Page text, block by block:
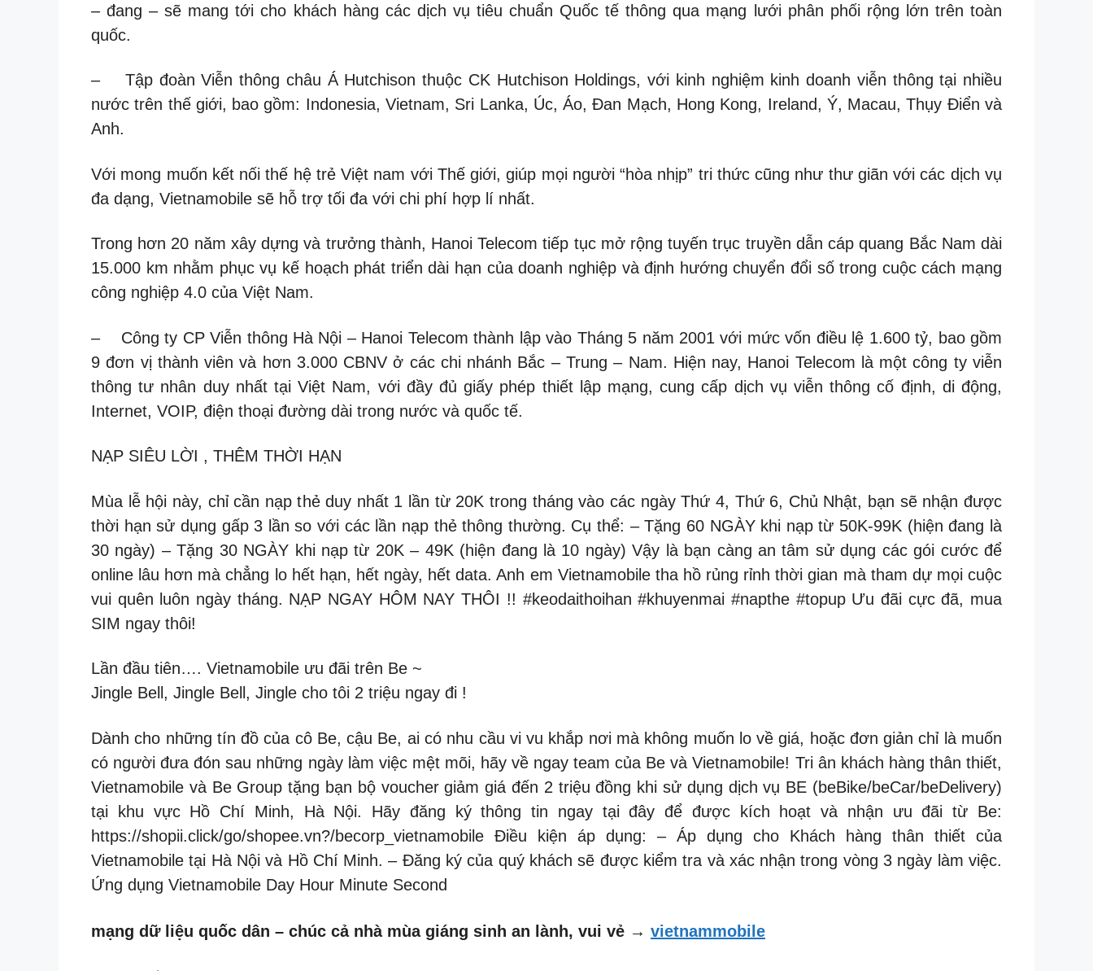
– đang – sẽ mang tới cho khách hàng các dịch vụ tiêu chuẩn Quốc tế thông qua mạng lưới phân phối rộng lớn trên toàn
quốc.
– Tập đoàn Viễn thông châu Á Hutchison thuộc CK Hutchison Holdings, với kinh nghiệm kinh doanh viễn thông tại nhiều
nước trên thế giới, bao gồm: Indonesia, Vietnam, Sri Lanka, Úc, Áo, Đan Mạch, Hong Kong, Ireland, Ý, Macau, Thụy Điển và
Anh.
Với mong muốn kết nối thế hệ trẻ Việt nam với Thế giới, giúp mọi người “hòa nhịp” tri thức cũng như thư giãn với các dịch vụ
đa dạng, Vietnamobile sẽ hỗ trợ tối đa với chi phí hợp lí nhất.
Trong hơn 20 năm xây dựng và trưởng thành, Hanoi Telecom tiếp tục mở rộng tuyến trục truyền dẫn cáp quang Bắc Nam dài
15.000 km nhằm phục vụ kế hoạch phát triển dài hạn của doanh nghiệp và định hướng chuyển đổi số trong cuộc cách mạng
công nghiệp 4.0 của Việt Nam.
– Công ty CP Viễn thông Hà Nội – Hanoi Telecom thành lập vào Tháng 5 năm 2001 với mức vốn điều lệ 1.600 tỷ, bao gồm
9 đơn vị thành viên và hơn 3.000 CBNV ở các chi nhánh Bắc – Trung – Nam. Hiện nay, Hanoi Telecom là một công ty viễn
thông tư nhân duy nhất tại Việt Nam, với đầy đủ giấy phép thiết lập mạng, cung cấp dịch vụ viễn thông cố định, di động,
Internet, VOIP, điện thoại đường dài trong nước và quốc tế.
NẠP SIÊU LỜI , THÊM THỜI HẠN
Mùa lễ hội này, chỉ cần nạp thẻ duy nhất 1 lần từ 20K trong tháng vào các ngày Thứ 4, Thứ 6, Chủ Nhật, bạn sẽ nhận được
thời hạn sử dụng gấp 3 lần so với các lần nạp thẻ thông thường. Cụ thể: – Tặng 60 NGÀY khi nạp từ 50K-99K (hiện đang là
30 ngày) – Tặng 30 NGÀY khi nạp từ 20K – 49K (hiện đang là 10 ngày) Vậy là bạn càng an tâm sử dụng các gói cước để
online lâu hơn mà chẳng lo hết hạn, hết ngày, hết data. Anh em Vietnamobile tha hồ rủng rỉnh thời gian mà tham dự mọi cuộc
vui quên luôn ngày tháng. NẠP NGAY HÔM NAY THÔI !! #keodaithoihan #khuyenmai #napthe #topup Ưu đãi cực đã, mua
SIM ngay thôi!
Lần đầu tiên…. Vietnamobile ưu đãi trên Be ~
Jingle Bell, Jingle Bell, Jingle cho tôi 2 triệu ngay đi !
Dành cho những tín đồ của cô Be, cậu Be, ai có nhu cầu vi vu khắp nơi mà không muốn lo về giá, hoặc đơn giản chỉ là muốn
có người đưa đón sau những ngày làm việc mệt mõi, hãy về ngay team của Be và Vietnamobile! Tri ân khách hàng thân thiết,
Vietnamobile và Be Group tặng bạn bộ voucher giảm giá đến 2 triệu đồng khi sử dụng dịch vụ BE (beBike/beCar/beDelivery)
tại khu vực Hồ Chí Minh, Hà Nội. Hãy đăng ký thông tin ngay tại đây để được kích hoạt và nhận ưu đãi từ Be:
https://shopii.click/go/shopee.vn?/becorp_vietnamobile Điều kiện áp dụng: – Áp dụng cho Khách hàng thân thiết của
Vietnamobile tại Hà Nội và Hồ Chí Minh. – Đăng ký của quý khách sẽ được kiểm tra và xác nhận trong vòng 3 ngày làm việc.
Ứng dụng Vietnamobile Day Hour Minute Second
mạng dữ liệu quốc dân – chúc cả nhà mùa giáng sinh an lành, vui vẻ → vietnammobile